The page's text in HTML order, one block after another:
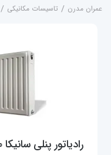
عمران مدرن / تاسیسات مکانیکی /
رادیاتور پنلی سانیکا ۸۰ سانتی